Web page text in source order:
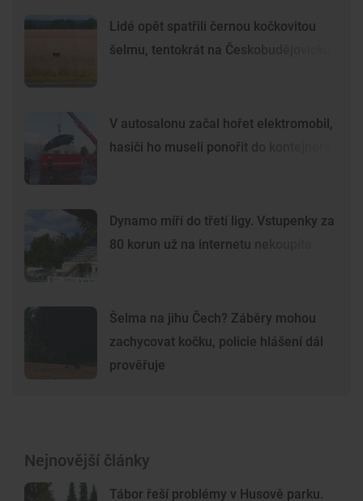
Lidé opět spatřili černou kočkovitou
šelmu, tentokrát na Českobudějovicku
V autosalonu začal hořet elektromobil,
hasiči ho museli ponořit do kontejneru
Dynamo míří do třetí ligy. Vstupenky za
80 korun už na internetu nekoupíte
Šelma na jihu Čech? Záběry mohou
zachycovat kočku, policie hlášení dál
prověřuje
Nejnovější články
Tábor řeší problémy v Husově parku.